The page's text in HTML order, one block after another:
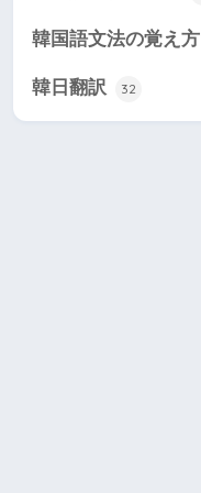
韓国語文法の覚え方
韓日翻訳 32